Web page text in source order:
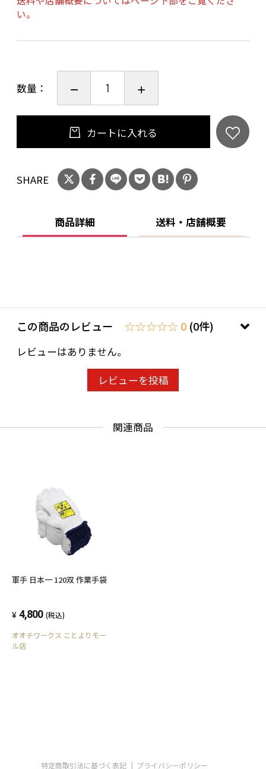
トルエン△
アセトン×
い。
数量：
カートに入れる
SHARE
商品詳細 送料・店舗概要
この商品のレビュー ☆☆☆☆☆ 0 (0件)
レビューはありません。
レビューを投稿
関連商品
軍手 日本一 120双 作業手袋
4,800 (税込)
オオチワークス ことよりモー
ル店
特定商取引法に基づく表記 プライバシーポリシー